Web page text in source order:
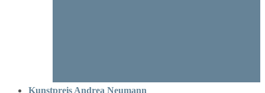
Kunstpreis Andrea Neumann